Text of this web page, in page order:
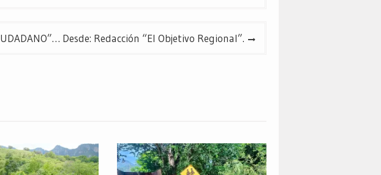
Desde: Redacción “El Objetivo Regional”.